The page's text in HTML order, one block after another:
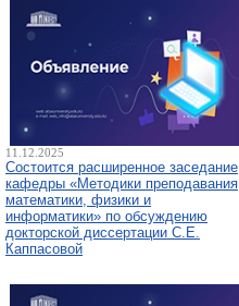
11.12.2025
Состоится расширенное заседание
кафедры «Методики преподавания
математики, физики и
информатики» по обсуждению
докторской диссертации С.Е.
Каппасовой